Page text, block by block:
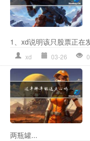
1、xd说明该只股票正在
xd 03-26 0
两瓶罐...